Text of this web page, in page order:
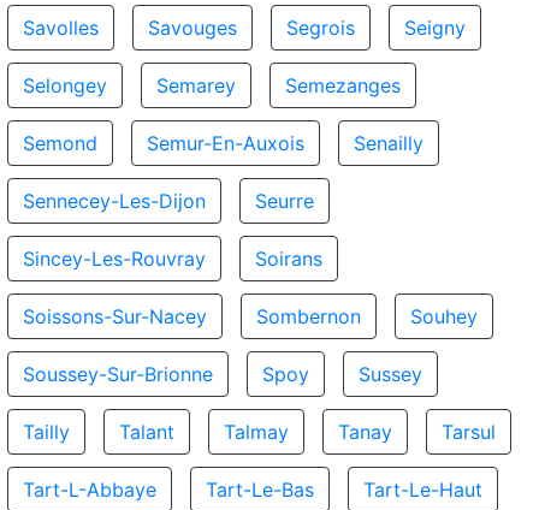
Savolles Savouges Segrois Seigny
Selongey Semarey Semezanges
Semond Semur-En-Auxois Senailly
Sennecey-Les-Dijon Seurre
Sincey-Les-Rouvray Soirans
Soissons-Sur-Nacey Sombernon Souhey
Soussey-Sur-Brionne Spoy Sussey
Tailly Talant Talmay Tanay Tarsul
Tart-L-Abbaye Tart-Le-Bas Tart-Le-Haut